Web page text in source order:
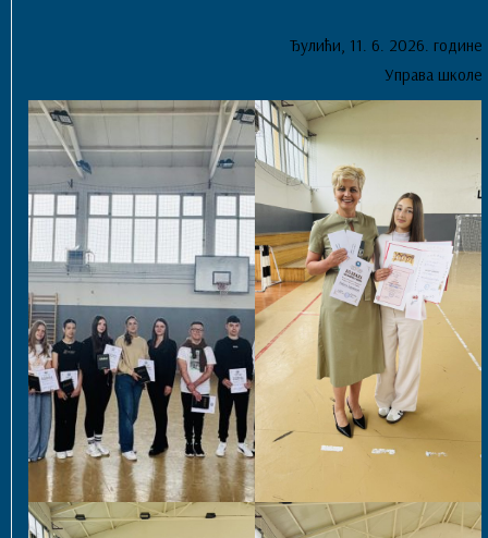
Ђулићи, 11. 6. 2026. године
Управа школе